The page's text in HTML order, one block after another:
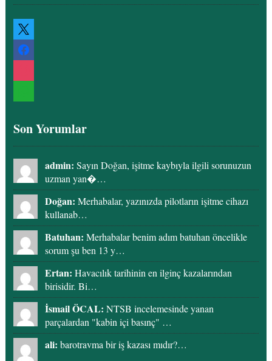
facebook
Son Yorumlar
admin: Sayın Doğan, işitme kaybıyla ilgili sorunuzun
uzman yan�…
Doğan: Merhabalar, yazınızda pilotların işitme cihazı
kullanab…
Batuhan: Merhabalar benim adım batuhan öncelikle
sorum şu ben 13 y…
Ertan: Havacılık tarihinin en ilginç kazalarından
birisidir. Bi…
İsmail ÖCAL: NTSB incelemesinde yanan
parçalardan "kabin içi basınç" …
ali: barotravma bir iş kazası mıdır?…